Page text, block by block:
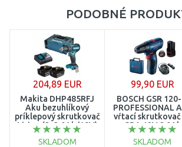
PODOBNÉ
204,89 EUR
Makita DHP485RFJ
Aku bezuhlíkový
príklepový skrutkovač
Li-ion (2x3,0Ah/18V)
Makpac
SKLADOM
99,90 EUR
BOSCH GSR
PROFESSIONAL
vŕtací skrutkovač
GBA 12V 2.0Ah
06019G8000
SKLADOM